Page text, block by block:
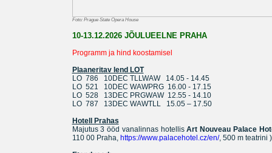
Foto: Prague State Opera House
10-13.12.2026 JÕULUEELNE PRAHA
Programm ja hind koostamisel
Plaaneritav lend LOT
LO 786 10DEC TLLWAW 14.05 - 14.45
LO 521 10DEC WAWPRG 16.00 - 17.15
LO 528 13DEC PRGWAW 12.55 - 14.10
LO 787 13DEC WAWTLL 15.05 – 17.50
Hotell Prahas
Majutus 3 ööd vanalinnas hotellisArt Nouveau Palace
110 00 Praha, https://www.palacehotel.cz/en/, 500 m teatrini